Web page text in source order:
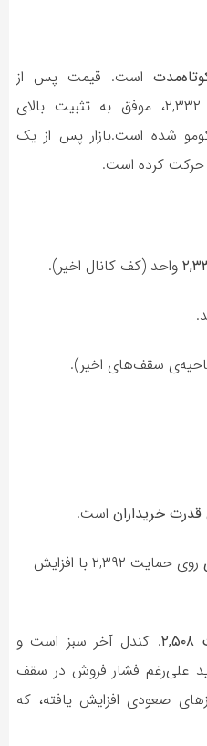
است. قیمت پس از
کف‌سازی در محدوده حمایت ۲,۳۳۲، موفق به تثبیت بالای
شده است.بازار پس از یک
حرکت کرده است.
واحد (کف کانال اخیر).
سقف‌های اخیر).
قدرت خریداران است.
روی حمایت ۲,۳۹۲ با افزایش
. کندل آخر سبز است و
علی‌رغم فشار فروش در سقف
صعودی افزایش یافته، که